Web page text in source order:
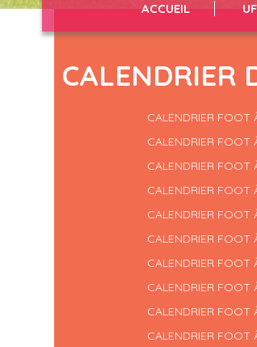
ACCUEIL
CALENDRIER
CALENDRIER FOOT
CALENDRIER FOOT
CALENDRIER FOOT
CALENDRIER FOOT
CALENDRIER FOOT
CALENDRIER FOOT
CALENDRIER FOOT
CALENDRIER FOOT
CALENDRIER FOOT
CALENDRIER FOOT